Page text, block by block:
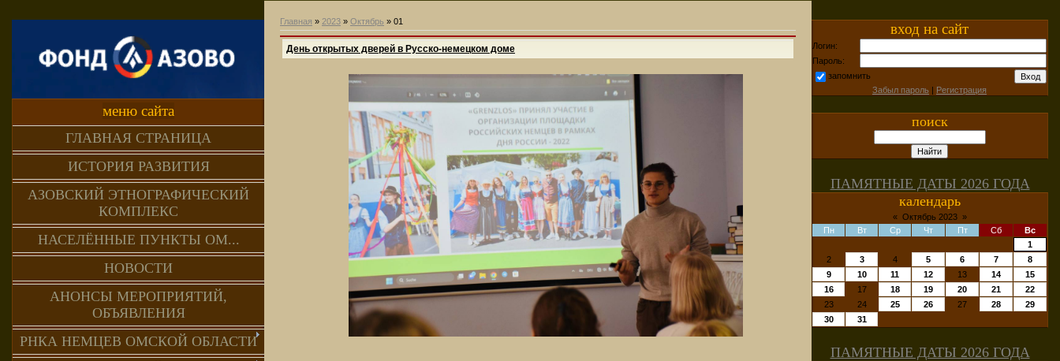
меню сайта
ГЛАВНАЯ СТРАНИЦА
ИСТОРИЯ РАЗВИТИЯ
АЗОВСКИЙ ЭТНОГРАФИЧЕСКИЙ
КОМПЛЕКС
НАСЕЛЁННЫЕ ПУНКТЫ ОМ...
НОВОСТИ
АНОНСЫ МЕРОПРИЯТИЙ,
ОБЪЯВЛЕНИЯ
РНКА НЕМЦЕВ ОМСКОЙ ОБЛАСТИ
Главная » 2023 » Октябрь » 01
День открытых дверей в Русско-немецком доме
вход на сайт
Логин:
Пароль:
запомнить
Забыл пароль | Регистрация
поиск
ПАМЯТНЫЕ ДАТЫ 2026 ГОДА
календарь
« Октябрь 2023 »
Пн
Вт Ср Чт Пт Сб
Вс
1
2
3 4 5 6 7
8
9
10 11 12 13 14
15
16
17 18 19 20 21
22
23
24 25 26 27 28
29
30
31
ПАМЯТНЫЕ ДАТЫ 2026 ГОДА